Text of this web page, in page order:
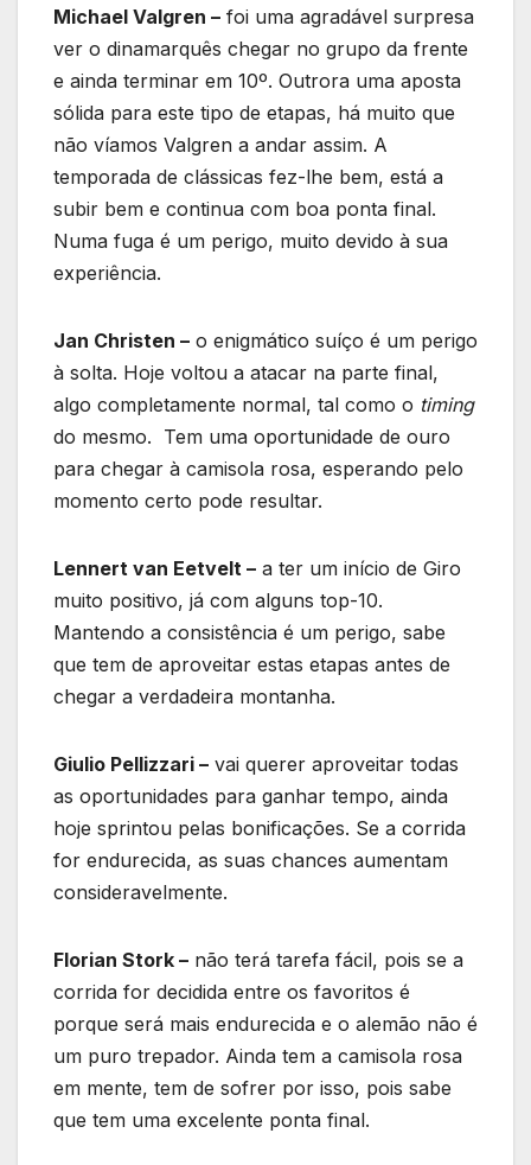
Michael Valgren – foi uma agradável surpresa
ver o dinamarquês chegar no grupo da frente
e ainda terminar em 10º. Outrora uma aposta
sólida para este tipo de etapas, há muito que
não víamos Valgren a andar assim. A
temporada de clássicas fez-lhe bem, está a
subir bem e continua com boa ponta final.
Numa fuga é um perigo, muito devido à sua
experiência.
Jan Christen – o enigmático suíço é um perigo
à solta. Hoje voltou a atacar na parte final,
algo completamente normal, tal como o timing
do mesmo. Tem uma oportunidade de ouro
para chegar à camisola rosa, esperando pelo
momento certo pode resultar.
Lennert van Eetvelt – a ter um início de Giro
muito positivo, já com alguns top-10.
Mantendo a consistência é um perigo, sabe
que tem de aproveitar estas etapas antes de
chegar a verdadeira montanha.
Giulio Pellizzari – vai querer aproveitar todas
as oportunidades para ganhar tempo, ainda
hoje sprintou pelas bonificações. Se a corrida
for endurecida, as suas chances aumentam
consideravelmente.
Florian Stork – não terá tarefa fácil, pois se a
corrida for decidida entre os favoritos é
porque será mais endurecida e o alemão não é
um puro trepador. Ainda tem a camisola rosa
em mente, tem de sofrer por isso, pois sabe
que tem uma excelente ponta final.